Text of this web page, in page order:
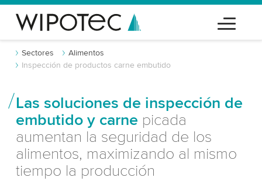
Sectores
Alimentos
Inspección de productos carne embutido
Las soluciones de inspección de
embutido y carne picada
aumentan la seguridad de los
alimentos, maximizando al mismo
tiempo la producción